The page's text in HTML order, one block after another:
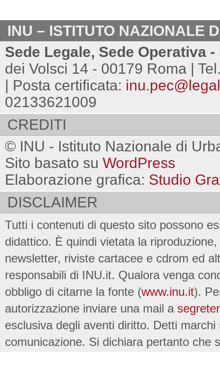
INU – ISTITUTO NAZIONALE
Sede Legale, Sede Operativa
dei Volsci 14 - 00179 Roma |
| Posta certificata:
02133621009
CREDITI
© INU - Istituto Nazionale di
Sito basato su WordPress
Elaborazione grafica: Studio
DISCLAIMER
Tutti i contenuti di questo sito possono
didattico. È quindi vietata la
newsletter, riviste cartacee e cdrom ed
responsabili di INU.it. Qualora venga
obbligo di citarne la fonte (www.inu.it).
autorizzazione inviare una mail a
esclusiva degli aventi diritto. Detti
comunicazione. Si dichiara pertanto che